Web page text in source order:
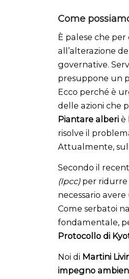
Come
È palese che
all’alterazione
governative.
presuppone un
Ecco perché è
delle azioni che
Piantare alberi è
risolve il
Attualmente,
Secondo il
(Ipcc)per ridurre
necessario
Come serbatoi
fondamentale,
Protocollo di
Noi di Martini
impegno